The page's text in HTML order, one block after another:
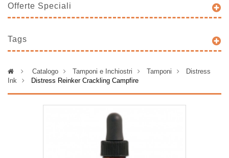
Offerte Speciali
Tags
> Catalogo > Tamponi e Inchiostri > Tamponi >
Distress
Ink
> Distress Reinker Crackling Campfire